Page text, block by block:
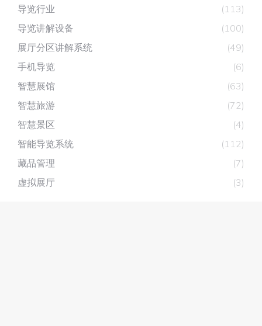
导览行业
(113)
导览讲解设备
(100)
展厅分区讲解系统
(49)
手机导览
(6)
智慧展馆
(63)
智慧旅游
(72)
智慧景区
(4)
智能导览系统
(112)
藏品管理
(7)
虚拟展厅
(3)